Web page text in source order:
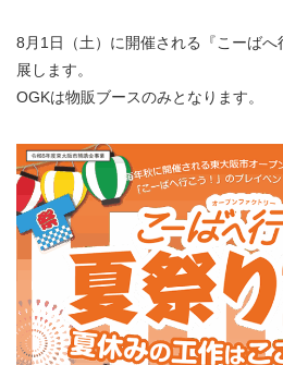
8月1日（土）に開催される『こーば
展します。
OGKは物販ブースのみとなります。